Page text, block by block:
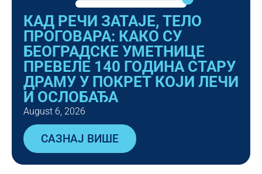
КАД РЕЧИ ЗАТАЈЕ, ТЕЛО
ПРОГОВАРА: КАКО СУ
БЕОГРАДСКЕ УМЕТНИЦЕ
ПРЕВЕЛЕ 140 ГОДИНА СТАРУ
ДРАМУ У ПОКРЕТ КОЈИ ЛЕЧИ
И ОСЛОБАЂА
August 6, 2026
САЗНАЈ ВИШЕ